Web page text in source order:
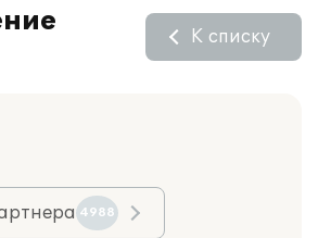
К списку
4988